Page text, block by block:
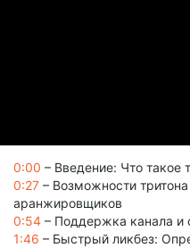
0:00 – Введение: Что такое
0:27 – Возможности
аранжировщиков
0:54 – Поддержка канала
1:46 – Быстрый ликбез: